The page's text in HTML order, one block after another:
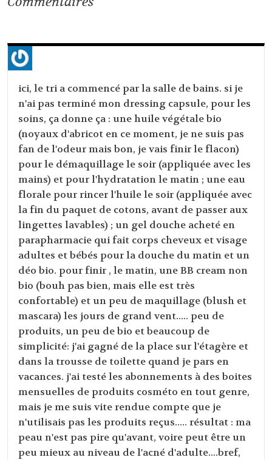
ici, le tri a commencé par la salle de bains. si je
n'ai pas terminé mon dressing capsule, pour les
soins, ça donne ça : une huile végétale bio
(noyaux d'abricot en ce moment, je ne suis pas
fan de l'odeur mais bon, je vais finir le flacon)
pour le démaquillage le soir (appliquée avec les
mains) et pour l'hydratation le matin ; une eau
florale pour rincer l'huile le soir (appliquée avec
la fin du paquet de cotons, avant de passer aux
lingettes lavables) ; un gel douche acheté en
parapharmacie qui fait corps cheveux et visage
adultes et bébés pour la douche du matin et un
déo bio. pour finir , le matin, une BB cream non
bio (bouh pas bien, mais elle est très
confortable) et un peu de maquillage (blush et
mascara) les jours de grand vent..... peu de
produits, un peu de bio et beaucoup de
simplicité: j'ai gagné de la place sur l'étagère et
dans la trousse de toilette quand je pars en
vacances. j'ai testé les abonnements à des boites
mensuelles de produits cosméto en tout genre,
mais je me suis vite rendue compte que je
n'utilisais pas les produits reçus..... résultat : ma
peau n'est pas pire qu'avant, voire peut être un
peu mieux au niveau de l'acné d'adulte....bref,